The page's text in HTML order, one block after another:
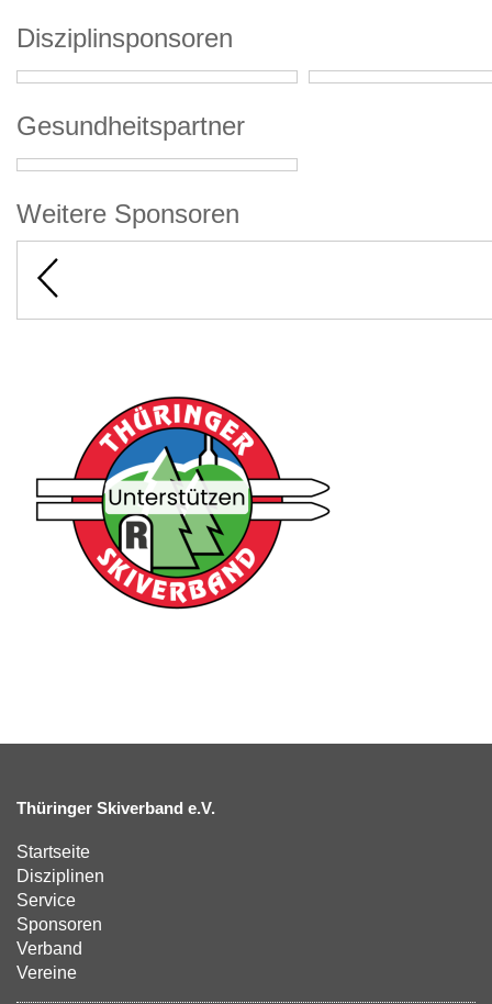
Disziplinsponsoren
Gesundheitspartner
Weitere Sponsoren
Thüringer Skiverband e.V.
Startseite
Disziplinen
Service
Sponsoren
Verband
Vereine